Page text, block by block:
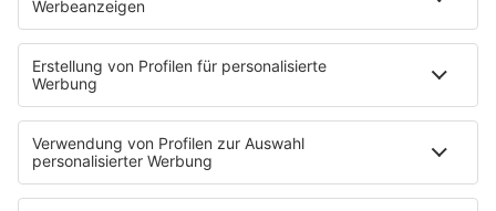
Kontakt
Newsletter
Über ROCK FM
Jobs & Praktika
Pressekontakt
Presse & Downloads
Verkehr
Wetter